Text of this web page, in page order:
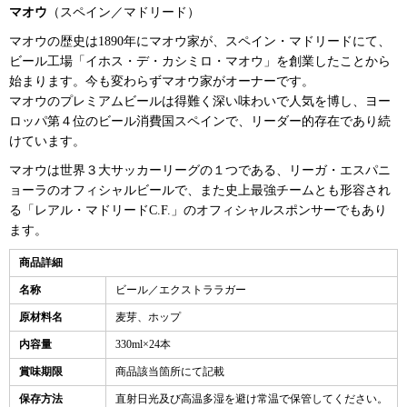
マオウ （スペイン／マドリード）
マオウの歴史は1890年にマオウ家が、スペイン・マドリードにて、
ビール工場「イホス・デ・カシミロ・マオウ」を創業したことから
始まります。今も変わらずマオウ家がオーナーです。
マオウのプレミアムビールは得難く深い味わいで人気を博し、ヨー
ロッパ第４位のビール消費国スペインで、リーダー的存在であり続
けています。
マオウは世界３大サッカーリーグの１つである、リーガ・エスパニ
ョーラのオフィシャルビールで、また史上最強チームとも形容され
る「レアル・マドリードC.F.」のオフィシャルスポンサーでもあり
ます。
商品詳細
名称 ビール／エクストララガー
原材料名 麦芽、ホップ
内容量 330ml×24本
賞味期限 商品該当箇所にて記載
保存方法 直射日光及び高温多湿を避け常温で保管してください。